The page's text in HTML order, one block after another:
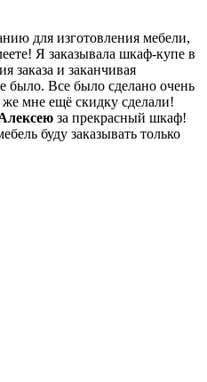
для изготовления мебели,
Я заказывала шкаф-купе в
заказа и заканчивая
было. Все было сделано очень
мне ещё скидку сделали!
за прекрасный шкаф!
буду заказывать только